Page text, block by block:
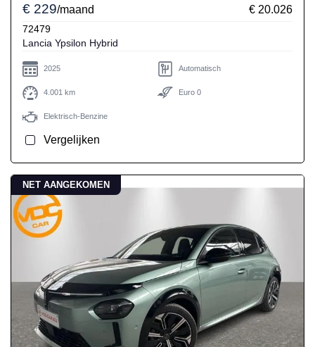
€ 229/maand € 20.026
72479
Lancia Ypsilon Hybrid
2025 Automatisch
4.001 km Euro 0
Elektrisch-Benzine
Vergelijken
NET AANGEKOMEN